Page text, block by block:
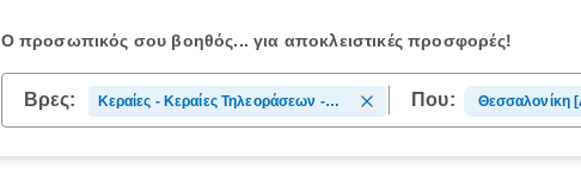
Ο προσωπικός σου βοηθός...για αποκλειστικές προσφορές!
Βρες:
Κεραίες - Κεραίες Τηλεοράσεων -
Κεραίες Δορυφορικές
Που: Θεσσαλονίκη